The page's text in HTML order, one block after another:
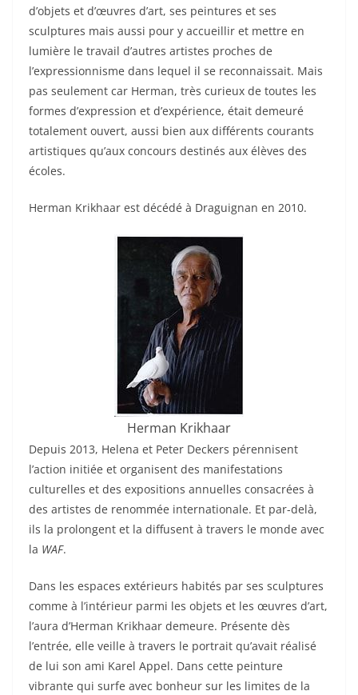
d’objets et d’œuvres d’art, ses peintures et ses
sculptures mais aussi pour y accueillir et mettre en
lumière le travail d’autres artistes proches de
l’expressionnisme dans lequel il se reconnaissait. Mais
pas seulement car Herman, très curieux de toutes les
formes d’expression et d’expérience, était demeuré
totalement ouvert, aussi bien aux différents courants
artistiques qu’aux concours destinés aux élèves des
écoles.
Herman Krikhaar est décédé à Draguignan en 2010.
Herman Krikhaar
Depuis 2013, Helena et Peter Deckers pérennisent
l’action initiée et organisent des manifestations
culturelles et des expositions annuelles consacrées à
des artistes de renommée internationale. Et par-delà,
ils la prolongent et la diffusent à travers le monde avec
la WAF.
Dans les espaces extérieurs habités par ses sculptures
comme à l’intérieur parmi les objets et les œuvres d’art,
l’aura d’Herman Krikhaar demeure. Présente dès
l’entrée, elle veille à travers le portrait qu’avait réalisé
de lui son ami Karel Appel. Dans cette peinture
vibrante qui surfe avec bonheur sur les limites de la